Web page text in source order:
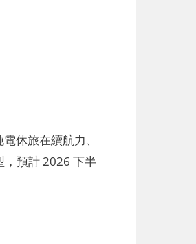
休旅在續航力、
，預計 2026 下半